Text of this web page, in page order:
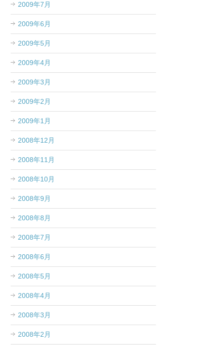
2009年7月
2009年6月
2009年5月
2009年4月
2009年3月
2009年2月
2009年1月
2008年12月
2008年11月
2008年10月
2008年9月
2008年8月
2008年7月
2008年6月
2008年5月
2008年4月
2008年3月
2008年2月